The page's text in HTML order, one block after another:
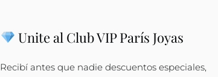
Unite al Club VIP París Joyas
Recibí antes que nadie descuentos especiales,